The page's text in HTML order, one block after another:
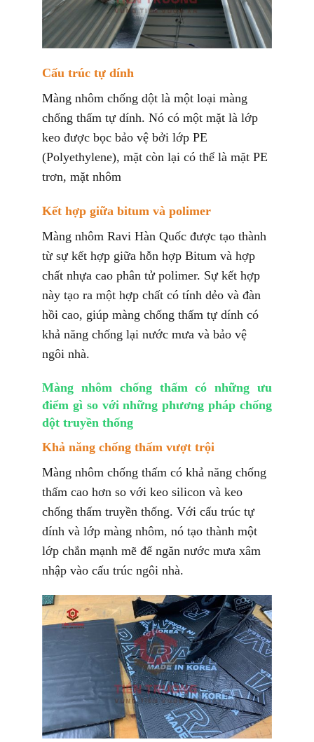
Cấu trúc tự dính
Màng nhôm chống dột là một loại màng
chống thấm tự dính. Nó có một mặt là lớp
keo được bọc bảo vệ bởi lớp PE
(Polyethylene), mặt còn lại có thể là mặt PE
trơn, mặt nhôm
Kết hợp giữa bitum và polimer
Màng nhôm Ravi Hàn Quốc được tạo thành
từ sự kết hợp giữa hỗn hợp Bitum và hợp
chất nhựa cao phân tử polimer. Sự kết hợp
này tạo ra một hợp chất có tính dẻo và đàn
hồi cao, giúp màng chống thấm tự dính có
khả năng chống lại nước mưa và bảo vệ
ngôi nhà.
Màng nhôm chống thấm có những ưu
điểm gì so với những phương pháp chống
dột truyền thống
Khả năng chống thấm vượt trội
Màng nhôm chống thấm có khả năng chống
thấm cao hơn so với keo silicon và keo
chống thấm truyền thống. Với cấu trúc tự
dính và lớp màng nhôm, nó tạo thành một
lớp chắn mạnh mẽ để ngăn nước mưa xâm
nhập vào cấu trúc ngôi nhà.